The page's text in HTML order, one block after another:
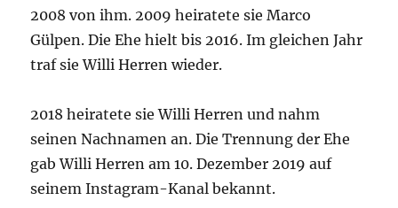
2008 von ihm. 2009 heiratete sie Marco
Gülpen. Die Ehe hielt bis 2016. Im gleichen Jahr
traf sie Willi Herren wieder.
2018 heiratete sie Willi Herren und nahm
seinen Nachnamen an. Die Trennung der Ehe
gab Willi Herren am 10. Dezember 2019 auf
seinem Instagram-Kanal bekannt.